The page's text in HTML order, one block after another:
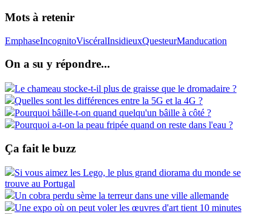
Mots à retenir
EmphaseIncognitoViscéralInsidieuxQuesteurManducation
On a su y répondre...
Le chameau stocke-t-il plus de graisse que le dromadaire ?
Quelles sont les différences entre la 5G et la 4G ?
Pourquoi bâille-t-on quand quelqu'un bâille à côté ?
Pourquoi a-t-on la peau fripée quand on reste dans l'eau ?
Ça fait le buzz
Si vous aimez les Lego, le plus grand diorama du monde se
trouve au Portugal
Un cobra perdu sème la terreur dans une ville allemande
Une expo où on peut voler les œuvres d'art tient 10 minutes